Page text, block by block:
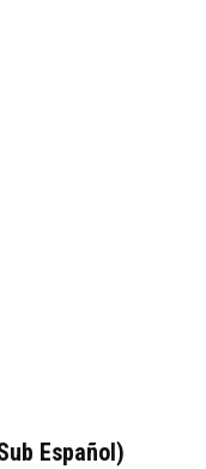
Español)